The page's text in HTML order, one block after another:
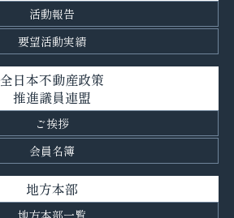
活動報告
要望活動実績
全日本不動産政策
推進議員連盟
ご挨拶
会員名簿
地方本部